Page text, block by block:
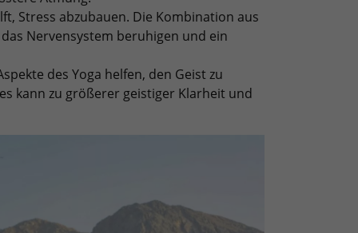
Stress abzubauen. Die Kombination aus
Nervensystem beruhigen und ein
des Yoga helfen, den Geist zu
kann zu größerer geistiger Klarheit und